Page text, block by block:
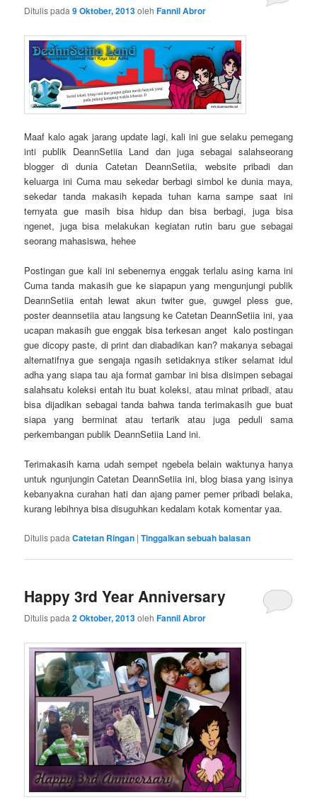
Ditulis pada9 Oktober, 2013olehFannil Abror
Maaf kalo agak jarang update lagi, kali ini gue selaku pemegang
inti publik DeannSetiia Land dan juga sebagai salahseorang
blogger di dunia Catetan DeannSetiia, website pribadi dan
keluarga ini Cuma mau sekedar berbagi simbol ke dunia maya,
sekedar tanda makasih kepada tuhan karna sampe saat ini
ternyata gue masih bisa hidup dan bisa berbagi, juga bisa
ngenet, juga bisa melakukan kegiatan rutin baru gue sebagai
seorang mahasiswa, hehee
Postingan gue kali ini sebenernya enggak terlalu asing karna ini
Cuma tanda makasih gue ke siapapun yang mengunjungi publik
DeannSetiia entah lewat akun twiter gue, guwgel pless gue,
poster deannsetiia atau langsung ke Catetan DeannSetiia ini, yaa
ucapan makasih gue enggak bisa terkesan anget kalo postingan
gue dicopy paste, di print dan diabadikan kan? makanya sebagai
alternatifnya gue sengaja ngasih setidaknya stiker selamat idul
adha yang siapa tau aja format gambar ini bisa disimpen sebagai
salahsatu koleksi entah itu buat koleksi, atau minat pribadi, atau
bisa dijadikan sebagai tanda bahwa tanda terimakasih gue buat
siapa yang berminat atau tertarik atau juga peduli sama
perkembangan publik DeannSetiia Land ini.
Terimakasih karna udah sempet ngebela belain waktunya hanya
untuk ngunjungin Catetan DeannSetiia ini, blog biasa yang isinya
kebanyakna curahan hati dan ajang pamer pemer pribadi belaka,
kurang lebihnya bisa disuguhkan kedalam kotak komentar yaa.
Ditulis pada Catetan Ringan |Tinggalkan sebuah balasan
Happy 3rd Year Anniversary
Ditulis pada2 Oktober, 2013olehFannil Abror